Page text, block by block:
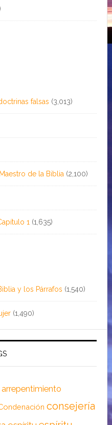
falsas (3,013)
de la Biblia (2,100)
1 (1,635)
y los Párrafos (1,540)
(1,490)
arrepentimiento
consejería